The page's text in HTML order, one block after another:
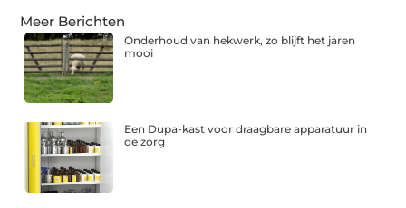
Meer Berichten
Onderhoud van hekwerk, zo blijft het jaren
mooi
Een Dupa-kast voor draagbare apparatuur in
de zorg